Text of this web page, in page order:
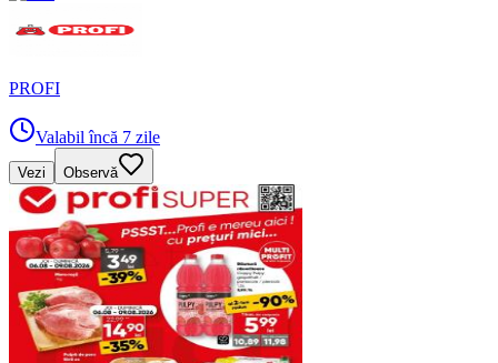
PROFI
Valabil încă 7 zile
Vezi Observă